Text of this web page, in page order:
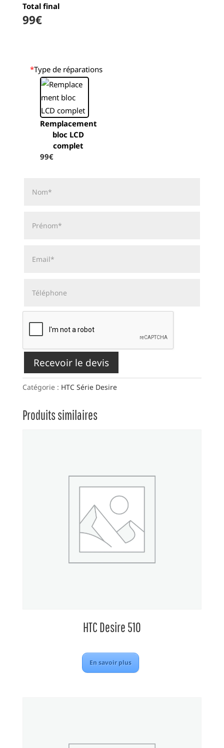
Total final
99€
*Type de réparations
Remplacement
bloc LCD
complet
99€
Recevoir le devis
Catégorie : HTC Série Desire
Produits similaires
HTC Desire 510
En savoir plus